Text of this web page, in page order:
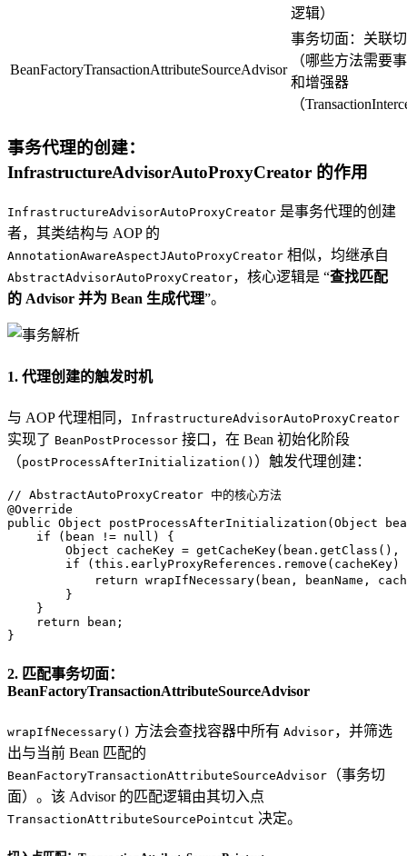
逻辑）
BeanFactoryTransactionAttributeSourceAdvisor
事务切面：关联
（哪些方法需要
和增强器
（
事务代理的创建：
InfrastructureAdvisorAutoProxyCreator 的作用
InfrastructureAdvisorAutoProxyCreator 是事务代理的创建
者，其类结构与 AOP 的
AnnotationAwareAspectJAutoProxyCreator 相似，均继承自
AbstractAdvisorAutoProxyCreator，核心逻辑是 “查找匹配
的 Advisor 并为 Bean 生成代理”。
1. 代理创建的触发时机
与 AOP 代理相同， InfrastructureAdvisorAutoProxyCreator
实现了 BeanPostProcessor 接口，在 Bean 初始化阶段
（postProcessAfterInitialization() ）触发代理创建：
// AbstractAutoProxyCreator 中的核心方法
@Override
public Object postProcessAfterInitialization (Object
if (bean != null ) {
Object
cacheKey = getCacheKey(bean.getClass(),
if ( this
return wrapIfNecessary(bean, beanName,
        }
    }
return bean;
}
2. 匹配事务切面：
BeanFactoryTransactionAttributeSourceAdvisor
wrapIfNecessary() 方法会查找容器中所有 Advisor，并筛选
出与当前 Bean 匹配的
BeanFactoryTransactionAttributeSourceAdvisor （事务切
面）。该 Advisor 的匹配逻辑由其切入点
TransactionAttributeSourcePointcut 决定。